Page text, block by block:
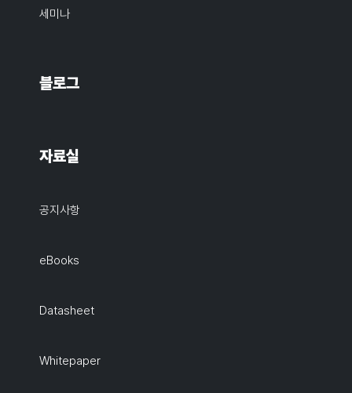
세미나
블로그
자료실
공지사항
eBooks
Datasheet
Whitepaper